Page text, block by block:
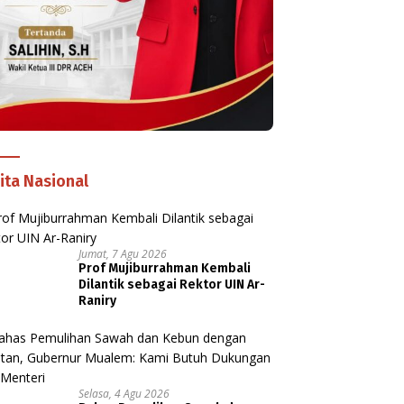
Nasional
Jumat, 7 Agu 2026
Prof Mujiburrahman Kembali
Dilantik sebagai Rektor UIN Ar-
Raniry
Selasa, 4 Agu 2026